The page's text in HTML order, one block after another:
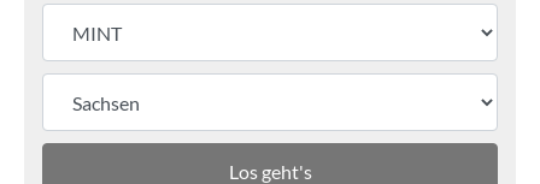
Los geht's